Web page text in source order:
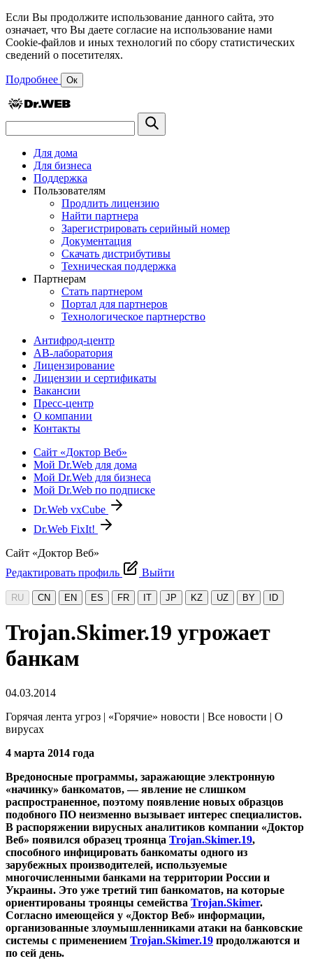
Если Вы продолжите использование данного сайта, это
означает, что Вы даете согласие на использование нами
Cookie-файлов и иных технологий по сбору статистических
сведений о посетителях.
Подробнее Ок
Для дома
Для бизнеса
Поддержка
Пользователям
Продлить лицензию
Найти партнера
Зарегистрировать серийный номер
Документация
Скачать дистрибутивы
Техническая поддержка
Партнерам
Стать партнером
Портал для партнеров
Технологическое партнерство
Антифрод-центр
АВ-лаборатория
Лицензирование
Лицензии и сертификаты
Вакансии
Пресс-центр
О компании
Контакты
Сайт «Доктор Веб»
Мой Dr.Web для дома
Мой Dr.Web для бизнеса
Мой Dr.Web по подписке
Dr.Web vxCube
Dr.Web FixIt!
Сайт «Доктор Веб»
Редактировать профиль
Выйти
RU CN EN ES FR IT JP KZ UZ BY ID
Trojan.Skimer.19 угрожает
банкам
04.03.2014
Горячая лента угроз | «Горячие» новости | Все новости | О
вирусах
4 марта 2014 года
Вредоносные программы, заражающие электронную
«начинку» банкоматов, — явление не слишком
распространенное, поэтому появление новых образцов
подобного ПО неизменно вызывает интерес специалистов.
В распоряжении вирусных аналитиков компании «Доктор
Веб» появился образец троянца Trojan.Skimer.19,
способного инфицировать банкоматы одного из
зарубежных производителей, используемые
многочисленными банками на территории России и
Украины. Это уже третий тип банкоматов, на которые
ориентированы троянцы семейства Trojan.Skimer.
Согласно имеющейся у «Доктор Веб» информации,
организованные злоумышленниками атаки на банковские
системы с применением Trojan.Skimer.19 продолжаются и
по сей день.